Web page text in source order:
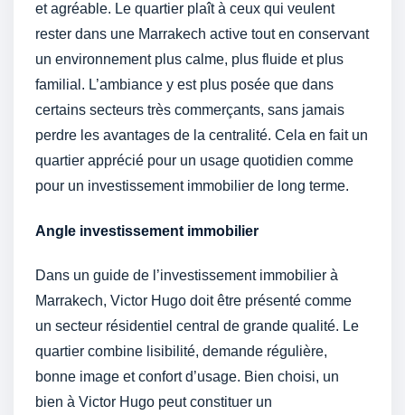
et agréable. Le quartier plaît à ceux qui veulent
rester dans une Marrakech active tout en conservant
un environnement plus calme, plus fluide et plus
familial. L’ambiance y est plus posée que dans
certains secteurs très commerçants, sans jamais
perdre les avantages de la centralité. Cela en fait un
quartier apprécié pour un usage quotidien comme
pour un investissement immobilier de long terme.
Angle investissement immobilier
Dans un guide de l’investissement immobilier à
Marrakech, Victor Hugo doit être présenté comme
un secteur résidentiel central de grande qualité. Le
quartier combine lisibilité, demande régulière,
bonne image et confort d’usage. Bien choisi, un
bien à Victor Hugo peut constituer un